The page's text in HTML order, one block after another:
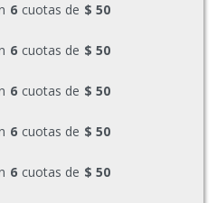
6 cuotas de $ 50
6 cuotas de $ 50
6 cuotas de $ 50
6 cuotas de $ 50
6 cuotas de $ 50